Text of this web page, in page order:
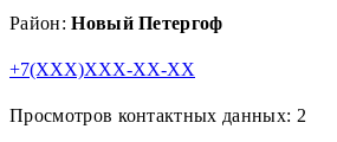
Район:Новый Петергоф
+7(XXX)XXX-XX-XX
Просмотров контактных данных: 2